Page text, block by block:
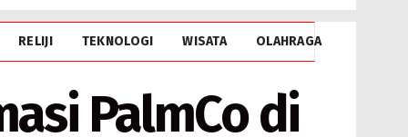
RELIJI TEKNOLOGI WISATA OLAHRAGA
PalmCo di